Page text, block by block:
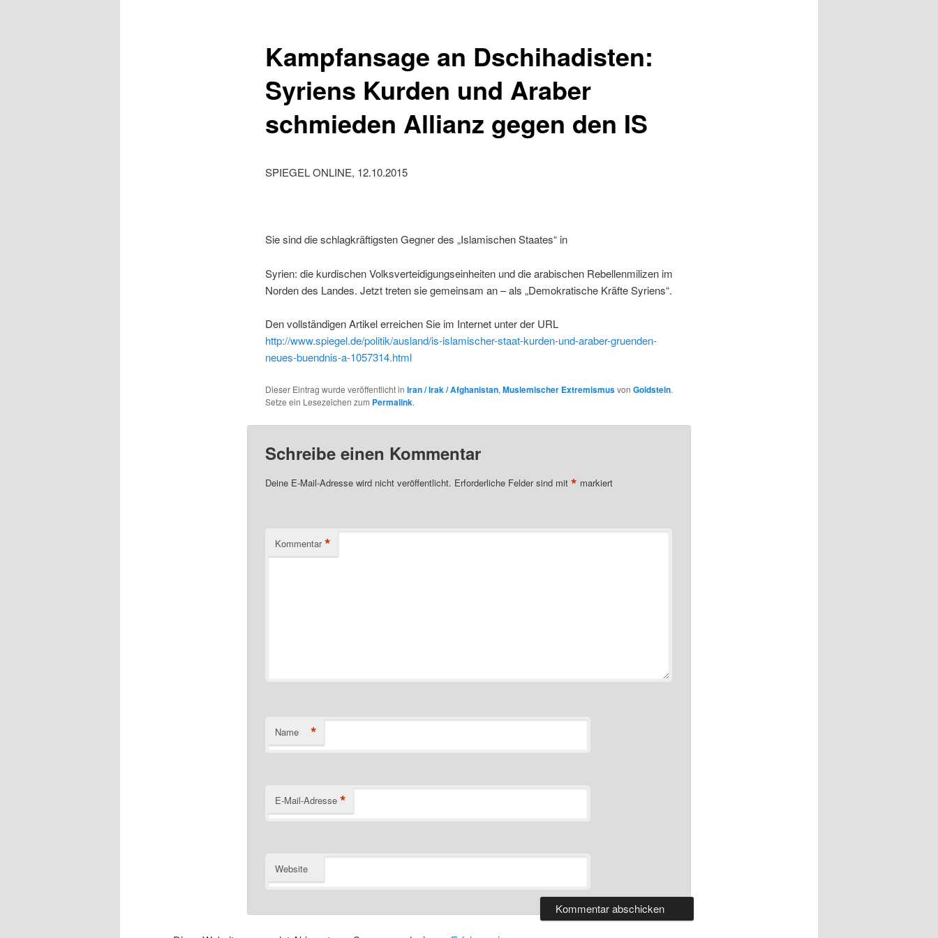
Kampfansage an Dschihadisten:
Syriens Kurden und Araber
schmieden Allianz gegen den IS
SPIEGEL ONLINE, 12.10.2015
Sie sind die schlagkräftigsten Gegner des „Islamischen Staates“ in
Syrien: die kurdischen Volksverteidigungseinheiten und die arabischen Rebellenmilizen im
Norden des Landes. Jetzt treten sie gemeinsam an – als „Demokratische Kräfte Syriens“.
Den vollständigen Artikel erreichen Sie im Internet unter der URL
http://www.spiegel.de/politik/ausland/is-islamischer-staat-kurden-und-araber-gruenden-
neues-buendnis-a-1057314.html
Dieser Eintrag wurde veröffentlicht in Iran / Irak / Afghanistan, Muslemischer Extremismusvon Goldstein.
Setze ein Lesezeichen zum Permalink.
Schreibe einen Kommentar
Deine E-Mail-Adresse wird nicht veröffentlicht. Erforderliche Felder sind mit * markiert
Kommentar *
Name *
E-Mail-Adresse *
Website